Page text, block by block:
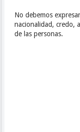
No debemos
nacionalidad, credo,
de las personas.